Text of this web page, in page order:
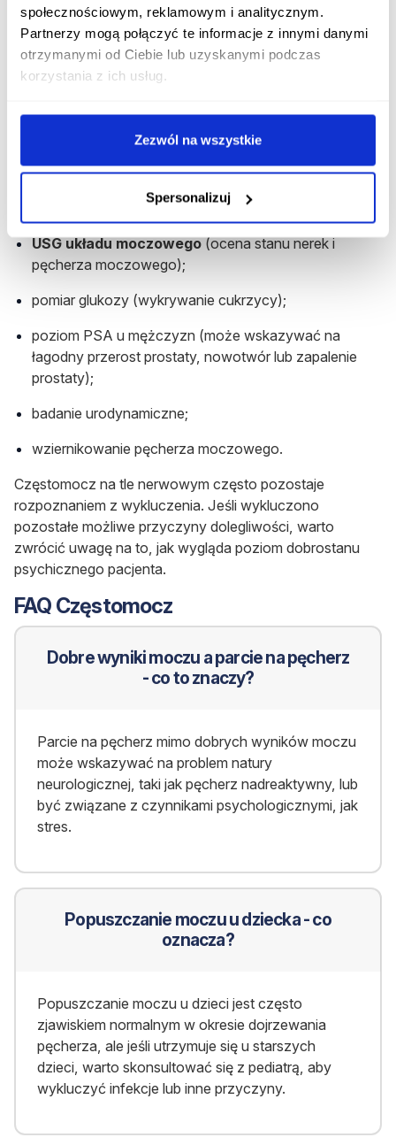
społecznościowym, reklamowym i analitycznym.
Partnerzy mogą połączyć te informacje z innymi danymi
otrzymanymi od Ciebie lub uzyskanymi podczas
korzystania z ich usług.
Zezwól na wszystkie
Spersonalizuj
bądź psychoterapeuty.
Diagnostyka częstomoczu
Diagnostyka częstomoczu opiera się na podstawowych
bardziej skomplikowane testy i pomiary.
W diagnostyce częstego oddawania moczu
wykorzystuje się:
badanie ogólne moczu;
USG układu moczowego (ocena stanu nerek i
pęcherza moczowego);
pomiar glukozy (wykrywanie cukrzycy);
poziom PSA u mężczyzn (może wskazywać na
łagodny przerost prostaty, nowotwór lub zapalenie
prostaty);
badanie urodynamiczne;
wziernikowanie pęcherza moczowego.
Częstomocz na tle nerwowym często pozostaje
rozpoznaniem z wykluczenia. Jeśli wykluczono
pozostałe możliwe przyczyny dolegliwości, warto
zwrócić uwagę na to, jak wygląda poziom dobrostanu
psychicznego pacjenta.
FAQ Częstomocz
Dobre wyniki moczu a parcie na pęcherz
- co to znaczy?
Parcie na pęcherz mimo dobrych wyników moczu
może wskazywać na problem natury
neurologicznej, taki jak pęcherz nadreaktywny, lub
być związane z czynnikami psychologicznymi, jak
stres.
Popuszczanie moczu u dziecka - co
oznacza?
Popuszczanie moczu u dzieci jest często
zjawiskiem normalnym w okresie dojrzewania
pęcherza, ale jeśli utrzymuje się u starszych
dzieci, warto skonsultować się z pediatrą, aby
wykluczyć infekcje lub inne przyczyny.